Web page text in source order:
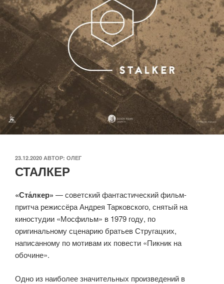
ОПУБЛИКОВАНО
23.12.2020 АВТОР: ОЛЕГ
СТАЛКЕР
«Ста́лкер» — советский фантастический фильм-
притча режиссёра Андрея Тарковского, снятый на
киностудии «Мосфильм» в 1979 году, по
оригинальному сценарию братьев Стругацких,
написанному по мотивам их повести «Пикник на
обочине».
Одно из наиболее значительных произведений в